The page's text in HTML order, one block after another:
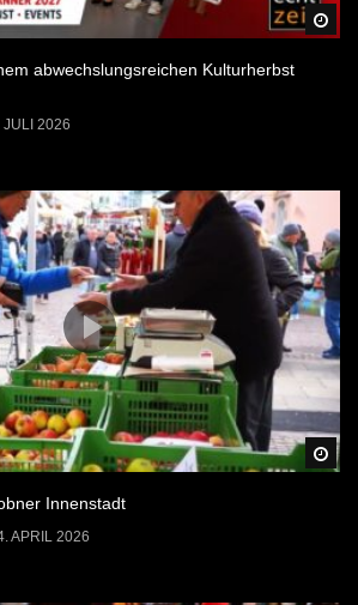
abwechslungsreichen Kulturherbst
JULI 2026
Innenstadt
APRIL 2026